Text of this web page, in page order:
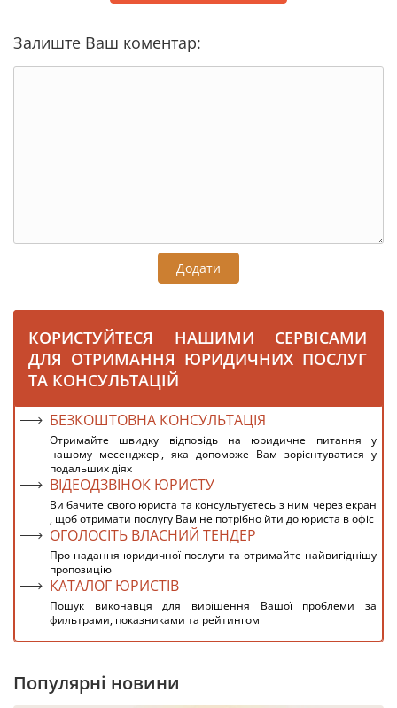
Залиште Ваш коментар:
Додати
КОРИСТУЙТЕСЯ НАШИМИ СЕРВІСАМИ
ДЛЯ ОТРИМАННЯ ЮРИДИЧНИХ ПОСЛУГ
ТА КОНСУЛЬТАЦІЙ
БЕЗКОШТОВНА КОНСУЛЬТАЦІЯ
Отримайте швидку відповідь на юридичне питання у
нашому месенджері, яка допоможе Вам зорієнтуватися у
подальших діях
ВІДЕОДЗВІНОК ЮРИСТУ
Ви бачите свого юриста та консультуєтесь з ним через екран
, щоб отримати послугу Вам не потрібно йти до юриста в офіс
ОГОЛОСІТЬ ВЛАСНИЙ ТЕНДЕР
Про надання юридичної послуги та отримайте найвигіднішу
пропозицію
КАТАЛОГ ЮРИСТІВ
Пошук виконавця для вирішення Вашої проблеми за
фильтрами, показниками та рейтингом
Популярні новини